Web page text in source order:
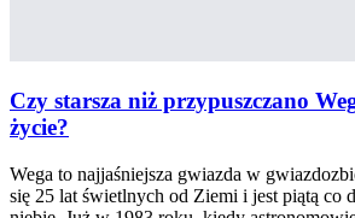
Czy starsza niż przypuszczano
życie?
Wega to najjaśniejsza gwiazda w
się 25 lat świetlnych od Ziemi i jest piątą co